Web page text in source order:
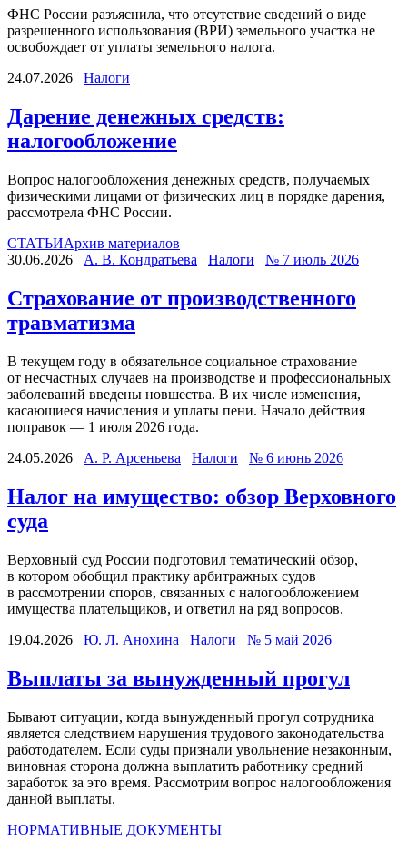
ФНС России разъяснила, что отсутствие сведений о виде
разрешенного использования (ВРИ) земельного участка не
освобождает от уплаты земельного налога.
24.07.2026
Налоги
Дарение денежных средств:
налогообложение
Вопрос налогообложения денежных средств, получаемых
физическими лицами от физических лиц в порядке дарения,
рассмотрела ФНС России.
СТАТЬИАрхив материалов
30.06.2026
А. В. Кондратьева Налоги № 7 июль 2026
Страхование от производственного
травматизма
В текущем году в обязательное социальное страхование
от несчастных случаев на производстве и профессиональных
заболеваний введены новшества. В их числе изменения,
касающиеся начисления и уплаты пени. Начало действия
поправок — 1 июля 2026 года.
24.05.2026
А. Р. Арсеньева Налоги № 6 июнь 2026
Налог на имущество: обзор Верховного
суда
Верховный суд России подготовил тематический обзор,
в котором обобщил практику арбитражных судов
в рассмотрении споров, связанных с налогообложением
имущества плательщиков, и ответил на ряд вопросов.
19.04.2026
Ю. Л. Анохина Налоги № 5 май 2026
Выплаты за вынужденный прогул
Бывают ситуации, когда вынужденный прогул сотрудника
является следствием нарушения трудового законодательства
работодателем. Если суды признали увольнение незаконным,
виновная сторона должна выплатить работнику средний
заработок за это время. Рассмотрим вопрос налогообложения
данной выплаты.
НОРМАТИВНЫЕ ДОКУМЕНТЫ